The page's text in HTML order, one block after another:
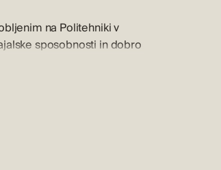
na Politehniki v
sposobnosti in dobro
cilje svojih strank ter k
na trgu, pri čemer s
prepoznavanja
popolno